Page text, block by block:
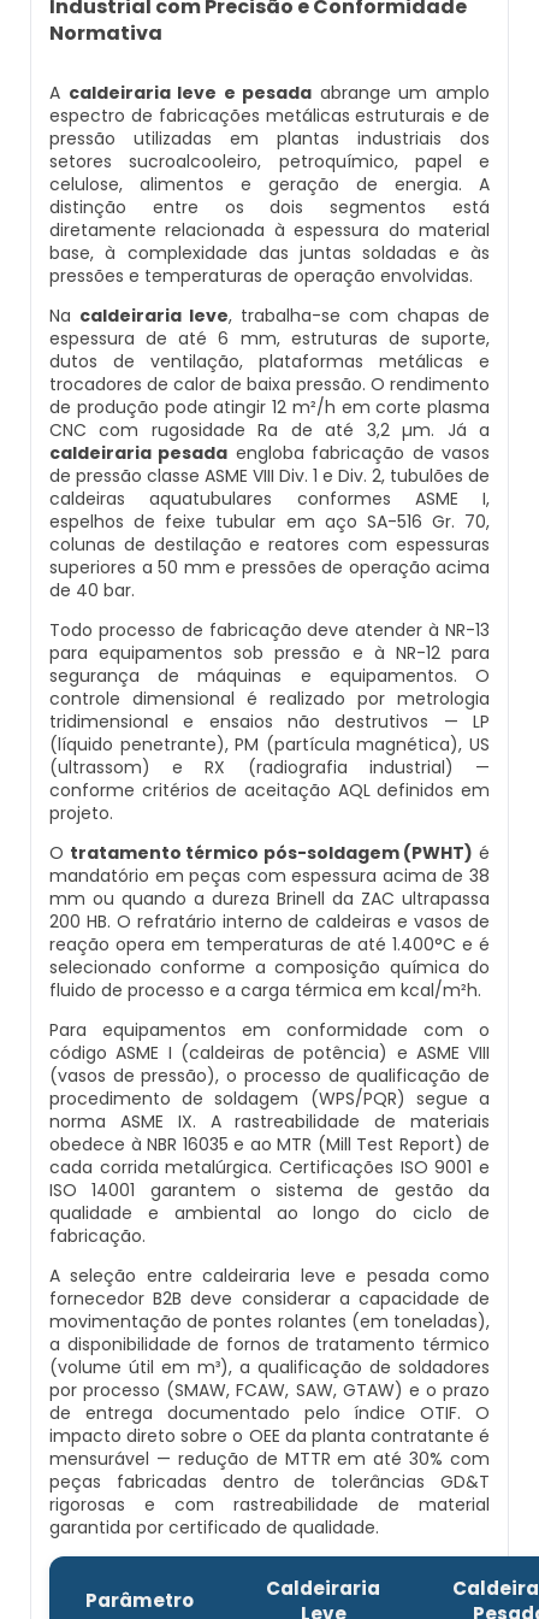
Caldeira Flamotubular Venda
Caldeira Fogotubular
Caldeira Fogotubular Horizontal
Caldeira Fogotubular Vertical
Caldeira Horizontal
Caldeira Industrial
Caldeira Industrial A Gás
Caldeira Industrial A Lenha
Caldeira Industrial Preço
Caldeira Vertical
Caldeiraria De Fabricação E Montagem Industrial
Caldeiraria E Montagem Industrial
Caldeiraria Industrial
Caldeiraria Pesada
Caldeiras De Recuperação De Calor Sensivel
Caldeiras E Vasos De Pressão
Comprar Caldeira
Controle E Automação De Caldeiras
Curso De Segurança Na Operação De Caldeiras
Curso Operação De Caldeira
Curso Treinamento De Segurança Na Operação
De Caldeiras
Economizador Para Caldeiras
Empresa De Serviços Caldeiraria
Fabricante De Tubos Para Caldeira
Inspeção Caldeiras Vasos De Pressão
Inspeção De Caldeiras
Inspeção De Caldeiras A Vapor
Inspeção De Caldeiras E Vasos De Pressão
Inspeção De Caldeiras Flamotubulares
Inspeção De Caldeiras Preço
Inspeção De Caldeiras Profissional Habilitado
Inspeção De Integridade De Caldeiras
Inspeção De Integridade Em Caldeiras
Inspeção De Segurança Caldeira
Inspeção De Segurança De Caldeiras
Inspeção De Segurança Em Caldeiras
Inspeção De Segurança Em Caldeiras E Vasos De
Pressão
Inspeção De Segurança Em Vasos De Pressão
Inspeção Dimensional De Caldeiraria
Inspeção Dimensional De Caldeiraria E Tubulação
Inspeção Em Caldeiras
Inspeção Em Caldeiras Aquatubulares
Inspeção Inicial Em Caldeiras
Inspeção Periodica Em Caldeiras
Manutenção E Inspeção De Caldeiras
Plano De Inspeção De Caldeiras
Prestadores De Serviços Em Inspeção De
Caldeiras
Profissionais Para Inspecionar Caldeiras
Empresa Que Fazem Montagem De Caldeiras
Empresas De Caldeiraria
Empresas De Caldeiraria E Montagem Industrial
Empresas De Montagem De Caldeiras
Manutenção De Caldeiras
Manutenção De Caldeiras A Gásoleo
Manutenção De Caldeiras A Lenha
Manutenção De Caldeiras A Vapor
Manutenção De Caldeiras E Aquecedores
Manutenção De Caldeiras Em Sp
Manutenção De Caldeiras Industriais
Manutenção Em Caldeiras De Alta Pressão
Manutenção Preventiva Caldeiras
Montagem Caldeiras
Montagem De Caldeiras
Montagem De Caldeiras A Vapor
Montagem De Caldeiras Preço
Montagem De Caldeiras A Gás
Montagem De Caldeiras A Lenha
Montagem De Caldeiras A Pellets
Montagem De Caldeiras De Aquecimento
Montagem De Caldeiras Empresa
Preço Montagem De Caldeira A Gás
Preço Montagem De Caldeira A Lenha
Preço Montagem De Caldeira A Vapor
Preço Montagem De Caldeira De Aquecimento
Caldeira A Vapor Industrial A Venda
Caldeira A Vapor Para Sauna
Caldeira A Vapor Pequena
Caldeira A Vapor Preço
Caldeira A Vapor Vertical
Caldeira De Vapor
Caldeira De Vapor A Gás
Caldeira De Vapor A Venda
Caldeira De Vapor Eletrica
Caldeira Em Vapor
Caldeira Geradora De Vapor A Lenha
Caldeira Locomotiva A Vapor
Caldeira Usada A Venda
Caldeira Vapor A Lenha
Compra E Venda De Caldeiras Usadas
Comprar Caldeira De Vapor
Distribuidor De Caldeira A Vapor
Empresa De Caldeira A Vapor
Fabrica De Caldeira A Vapor
Fabricante De Caldeira A Vapor
Ferro Com Caldeira A Vapor
Fornecedor De Caldeira A Vapor
Onde Comprar Caldeira A Vapor
Peças Para Caldeira A Vapor
Caldeira A Gás Natural Preço
Caldeira A Gás Roca
Caldeira A Gás Usada
Caldeira A Gás Vulcano
Caldeira De Aquecimento A Gás
Caldeira De Aquecimento Central A Gás
Caldeira Mural A Gás
Caldeira Mural A Gás Preço
Caldeira Mural A Gás Roca
Comprar Caldeira A Gás
Cotação De Caldeira A Gás
Distribuidor De Caldeira A Gás
Empresa De Caldeira A Gás
Empresa De Manutenção De Caldeira A Gás
Fornecedor De Caldeira A Gás
Onde Comprar Caldeira A Gás
Peças Para Caldeira A Gás
Queimador De Caldeira A Gás
Queimador Para Caldeira A Gás
Serviço De Manutenção Caldeira A Gás
Valor Caldeira A Gás
Venda Caldeira A Gás
Peças De Caldeiras
Melhor Caldeira Gás Natural
Industrial com Precisão e Conformidade
Normativa
A caldeiraria leve e pesada abrange um amplo
espectro de fabricações metálicas estruturais e de
pressão utilizadas em plantas industriais dos
setores sucroalcooleiro, petroquímico, papel e
celulose, alimentos e geração de energia. A
distinção entre os dois segmentos está
diretamente relacionada à espessura do material
base, à complexidade das juntas soldadas e às
pressões e temperaturas de operação envolvidas.
Na caldeiraria leve, trabalha-se com chapas de
espessura de até 6 mm, estruturas de suporte,
dutos de ventilação, plataformas metálicas e
trocadores de calor de baixa pressão. O rendimento
de produção pode atingir 12 m²/h em corte plasma
CNC com rugosidade Ra de até 3,2 µm. Já a
caldeiraria pesada engloba fabricação de vasos
de pressão classe ASME VIII Div. 1 e Div. 2, tubulões de
caldeiras aquatubulares conformes ASME I,
espelhos de feixe tubular em aço SA-516 Gr. 70,
colunas de destilação e reatores com espessuras
superiores a 50 mm e pressões de operação acima
de 40 bar.
Todo processo de fabricação deve atender à NR-13
para equipamentos sob pressão e à NR-12 para
segurança de máquinas e equipamentos. O
controle dimensional é realizado por metrologia
tridimensional e ensaios não destrutivos — LP
(líquido penetrante), PM (partícula magnética), US
(ultrassom) e RX (radiografia industrial) —
conforme critérios de aceitação AQL definidos em
projeto.
O tratamento térmico pós-soldagem (PWHT) é
mandatório em peças com espessura acima de 38
mm ou quando a dureza Brinell da ZAC ultrapassa
200 HB. O refratário interno de caldeiras e vasos de
reação opera em temperaturas de até 1.400°C e é
selecionado conforme a composição química do
fluido de processo e a carga térmica em kcal/m²h.
Para equipamentos em conformidade com o
código ASME I (caldeiras de potência) e ASME VIII
(vasos de pressão), o processo de qualificação de
procedimento de soldagem (WPS/PQR) segue a
norma ASME IX. A rastreabilidade de materiais
obedece à NBR 16035 e ao MTR (Mill Test Report) de
cada corrida metalúrgica. Certificações ISO 9001 e
ISO 14001 garantem o sistema de gestão da
qualidade e ambiental ao longo do ciclo de
fabricação.
A seleção entre caldeiraria leve e pesada como
fornecedor B2B deve considerar a capacidade de
movimentação de pontes rolantes (em toneladas),
a disponibilidade de fornos de tratamento térmico
(volume útil em m³), a qualificação de soldadores
por processo (SMAW, FCAW, SAW, GTAW) e o prazo
de entrega documentado pelo índice OTIF. O
impacto direto sobre o OEE da planta contratante é
mensurável — redução de MTTR em até 30% com
peças fabricadas dentro de tolerâncias GD&T
rigorosas e com rastreabilidade de material
garantida por certificado de qualidade.
Parâmetro
Caldeiraria
Leve